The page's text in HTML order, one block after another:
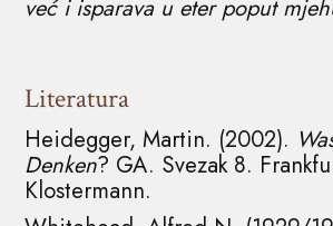
već i isparava u eter poput
Literatura
Heidegger, Martin. (2002).
Denken? GA. Svezak 8.
Klostermann.